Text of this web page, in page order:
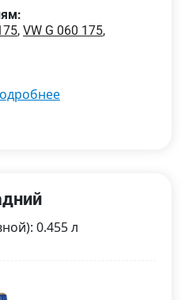
, VW G 060 175,
подробнее
0.455 л